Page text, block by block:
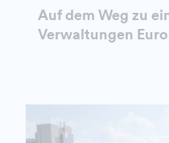
Auf dem Weg zu
Verwaltungen